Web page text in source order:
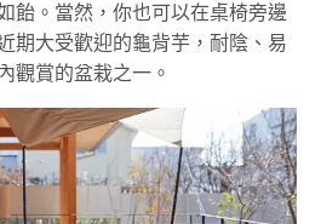
飴。當然，你也可以在桌椅旁邊
期大受歡迎的龜背芋，耐陰、易
觀賞的盆栽之一。